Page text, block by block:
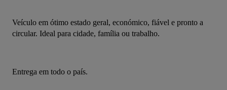
Veículo em ótimo estado geral, económico, fiável e pronto a
circular. Ideal para cidade, família ou trabalho.
Entrega em todo o país.